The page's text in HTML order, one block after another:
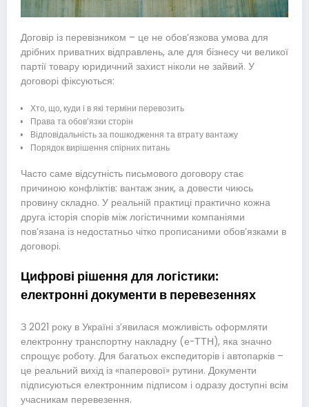
Договір із перевізником – це не обов’язкова умова для
дрібних приватних відправлень, але для бізнесу чи великої
партії товару юридичний захист ніколи не зайвий. У
договорі фіксуються:
Хто, що, куди і в які терміни перевозить
Права та обов’язки сторін
Відповідальність за пошкодження та втрату вантажу
Порядок вирішення спірних питань
Часто саме відсутність письмового договору стає
причиною конфліктів: вантаж зник, а довести чиюсь
провину складно. У реальній практиці практично кожна
друга історія спорів між логістичними компаніями
пов’язана із недостатньо чітко прописаними обов’язками в
договорі.
Цифрові рішення для логістики:
електронні документи в перевезеннях
З 2021 року в Україні з’явилася можливість оформляти
електронну транспортну накладну (е-ТТН), яка значно
спрощує роботу. Для багатьох експедиторів і автопарків –
це реальний вихід із «паперової» рутини. Документи
підписуються електронним підписом і одразу доступні всім
учасникам перевезення.